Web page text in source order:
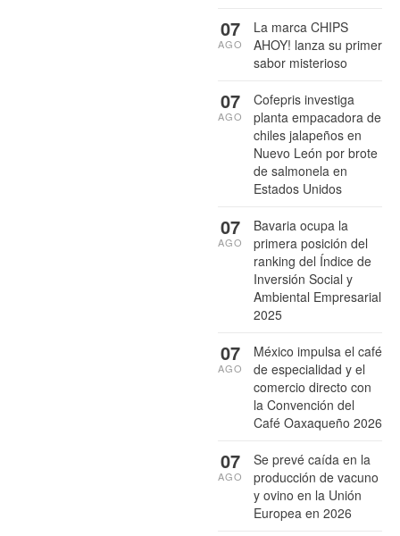
La marca CHIPS
AHOY! lanza su primer
sabor misterioso
07
AGO
Cofepris investiga
planta empacadora de
chiles jalapeños en
Nuevo León por brote
de salmonela en
Estados Unidos
07
AGO
Bavaria ocupa la
primera posición del
ranking del Índice de
Inversión Social y
Ambiental Empresarial
2025
07
AGO
México impulsa el café
de especialidad y el
comercio directo con
la Convención del
Café Oaxaqueño 2026
07
AGO
Se prevé caída en la
producción de vacuno
y ovino en la Unión
Europea en 2026
07
AGO